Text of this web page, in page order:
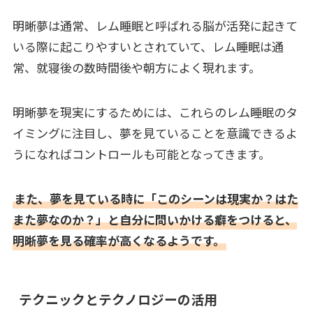
明晰夢は通常、レム睡眠と呼ばれる脳が活発に起きて
いる際に起こりやすいとされていて、レム睡眠は通
常、就寝後の数時間後や朝方によく現れます。
明晰夢を現実にするためには、これらのレム睡眠のタ
イミングに注目し、夢を見ていることを意識できるよ
うになればコントロールも可能となってきます。
また、夢を見ている時に「このシーンは現実か？はた
また夢なのか？」と自分に問いかける癖をつけると、
明晰夢を見る確率が高くなるようです。
テクニックとテクノロジーの活用